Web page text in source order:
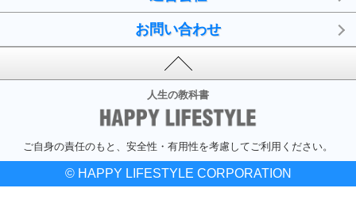
お問い合わせ
人生の教科書
ご自身の責任のもと、安全性・有用性を考慮してご利用ください。
© HAPPY LIFESTYLE CORPORATION